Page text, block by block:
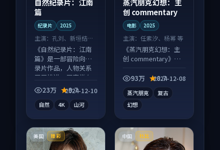
自然纪录片：江南
篇
纪录片 2025
主演： 孔刘、新垣结衣
等
《自然纪录片：江南
篇》是一部冒险向纪
录片作品，人物关系
层层推进，尾声常有
情绪落点。
23万 9.7
2024-12-10
自然 4K 山河
蒸汽朋克幻想：主
创 commentary
电影 2025
主演：任素汐、杨幂 等
《蒸汽朋克幻想：主
创 commentary》是
品，类型元素齐全，
93万 8.7
2024-12-08
蒸汽朋克
复古
幻想
美国 臻彩 中国 杜比